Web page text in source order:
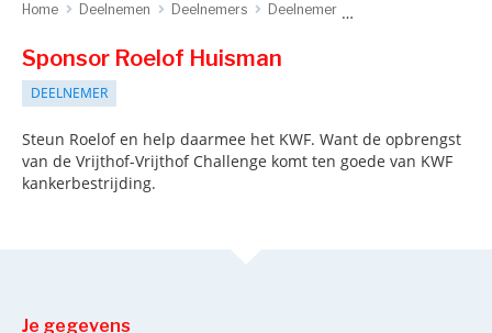
Home Deelnemen Deelnemers Deelnemer
Sponsor Roelof Huisman
DEELNEMER
Steun Roelof en help daarmee het KWF. Want de opbrengst
van de Vrijthof-Vrijthof Challenge komt ten goede van KWF
kankerbestrijding.
Je gegevens